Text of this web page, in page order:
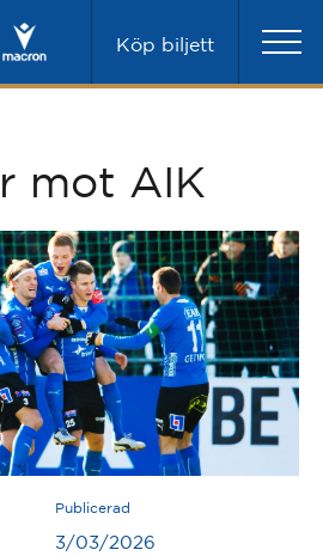
Köp biljett
mot AIK
Publicerad
3/03/2026